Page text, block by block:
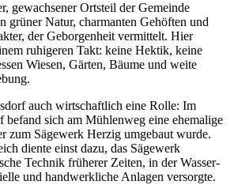
gewachsener Ortsteil der Gemeinde
grüner Natur, charmanten Gehöften und
der Geborgenheit vermittelt. Hier
ruhigeren Takt: keine Hektik, keine
Wiesen, Gärten, Bäume und weite
auch wirtschaftlich eine Rolle: Im
befand sich am Mühlenweg eine ehemalige
zum Sägewerk Herzig umgebaut wurde.
diente einst dazu, das Sägewerk
Technik früherer Zeiten, in der Wasser-
und handwerkliche Anlagen versorgte.